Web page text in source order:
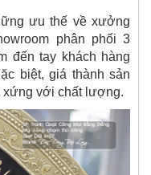
ưu thế về xưởng
phân phối 3
đến tay khách hàng
biệt, giá thành sản
xứng với chất lượng.